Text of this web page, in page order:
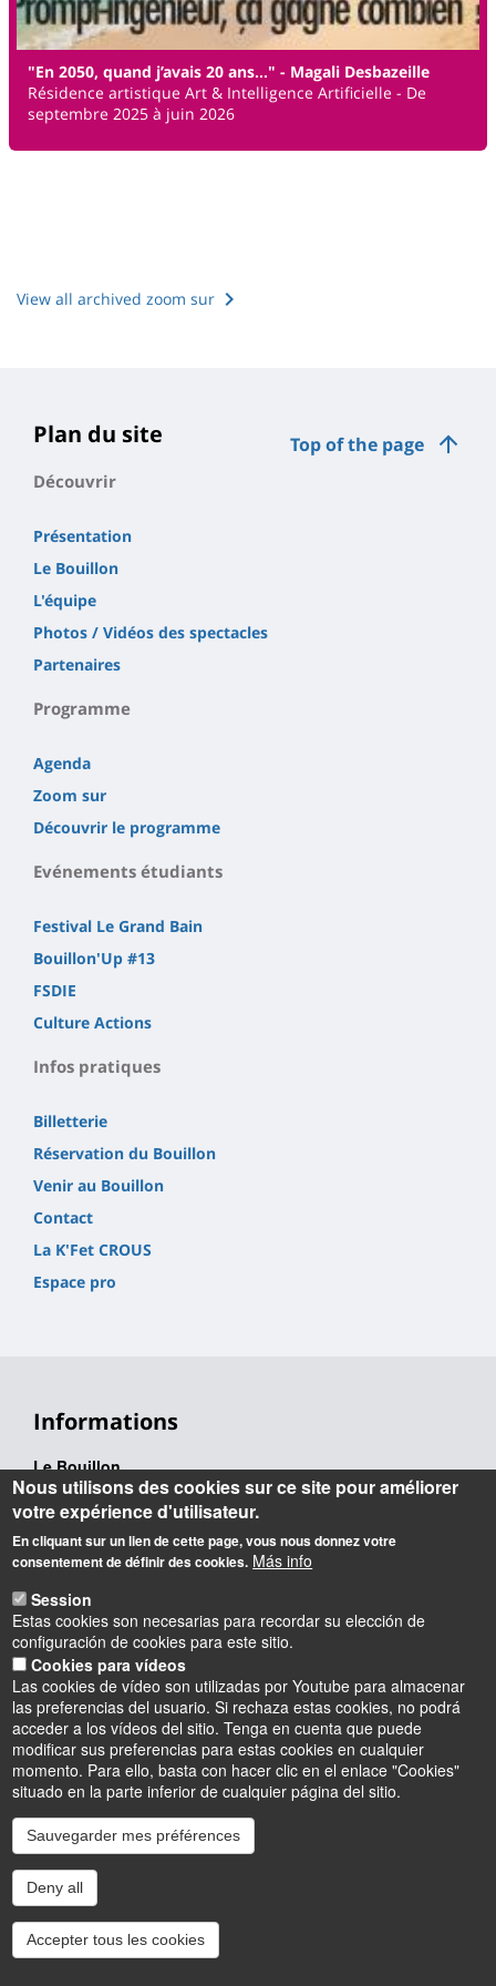
"En 2050, quand j’avais 20 ans…" - Magali Desbazeille
Résidence artistique Art & Intelligence Artificielle - De
septembre 2025 à juin 2026
View all archived zoom sur
Top of the page
Plan du site
Découvrir
Présentation
Le Bouillon
L'équipe
Photos / Vidéos des spectacles
Partenaires
Programme
Agenda
Zoom sur
Découvrir le programme
Evénements étudiants
Festival Le Grand Bain
Bouillon'Up #13
FSDIE
Culture Actions
Infos pratiques
Billetterie
Réservation du Bouillon
Venir au Bouillon
Contact
La K'Fet CROUS
Espace pro
Informations
Le Bouillon
02 38 49 24 24
centre.culturel@univ-orleans.fr
Adresse administrative :
Rue de Tours
45067 Orléans Cedex 2
Adresse physique :
Campus d’Orléans - Orléans la Source
Parking : accès par la rue Léonard de Vinci puis rue de Saint
Amand
Station Tramway & Bus : Université - Parc Floral
InstagramLinkedInYoutube
Accessibilité : partiellement conforme
Cookies
Intranet
Nous utilisons des cookies sur ce site pour améliorer
votre expérience d'utilisateur.
En cliquant sur un lien de cette page, vous nous donnez votre
consentement de définir des cookies. Más info
Session
Estas cookies son necesarias para recordar su elección de
configuración de cookies para este sitio.
Cookies para vídeos
Las cookies de vídeo son utilizadas por Youtube para almacenar
las preferencias del usuario. Si rechaza estas cookies, no podrá
acceder a los vídeos del sitio. Tenga en cuenta que puede
modificar sus preferencias para estas cookies en cualquier
momento. Para ello, basta con hacer clic en el enlace "Cookies"
situado en la parte inferior de cualquier página del sitio.
Sauvegarder mes préférences
Deny all
Accepter tous les cookies